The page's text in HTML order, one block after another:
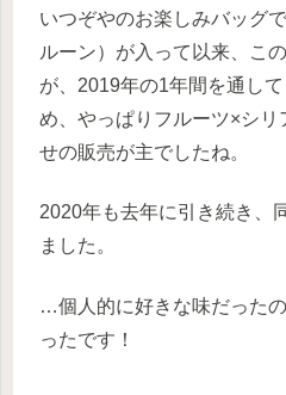
いつぞやのお楽しみバッグ
ルーン）が入って以来、こ
が、2019年の1年間を通し
め、やっぱりフルーツ×シ
せの販売が主でしたね。
2020年も去年に引き続き、
ました。
…個人的に好きな味だった
ったです！